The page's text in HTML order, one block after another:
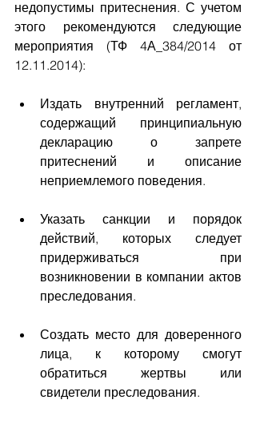
недопустимы притеснения. С учетом
этого рекомендуются следующие
мероприятия (ТФ 4А_384/2014 от
12.11.2014):
Издать внутренний регламент,
содержащий принципиальную
декларацию о запрете
притеснений и описание
неприемлемого поведения.
Указать санкции и порядок
действий, которых следует
придерживаться при
возникновении в компании актов
преследования.
Создать место для доверенного
лица, к которому смогут
обратиться жертвы или
свидетели преследования.